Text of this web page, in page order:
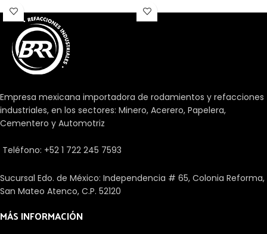
aplicaciones generalizadas.
aplicaciones generalizadas.
Empresa mexicana importadora de rodamientos y refacciones
industriales, en los sectores: Minero, Acerero, Papelera,
Cementero y Automotriz
Teléfono: +52 1 722 245 7593
Sucursal Edo. de México: Independencia # 65, Colonia Reforma,
San Mateo Atenco, C.P. 52120
MÁS INFORMACIÓN